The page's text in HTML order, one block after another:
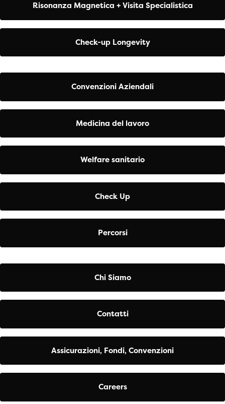
Risonanza Magnetica + Visita Specialistica
Check-up Longevity
Convenzioni Aziendali
Medicina del lavoro
Welfare sanitario
Check Up
Percorsi
Chi Siamo
Contatti
Assicurazioni, Fondi, Convenzioni
Careers